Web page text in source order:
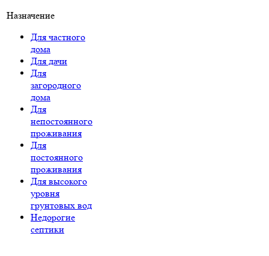
Назначение
Для частного
дома
Для дачи
Для
загородного
дома
Для
непостоянного
проживания
Для
постоянного
проживания
Для высокого
уровня
грунтовых вод
Недорогие
септики